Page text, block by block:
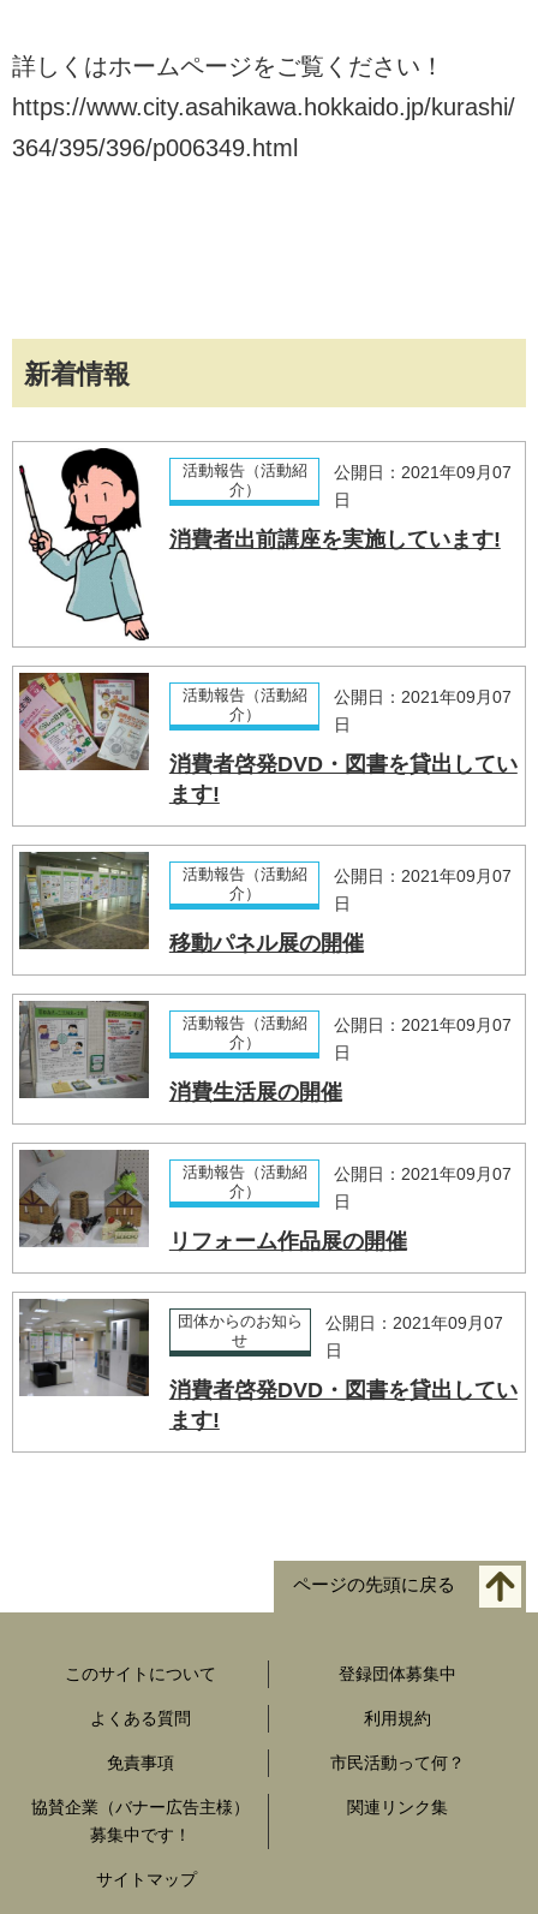
詳しくはホームページをご覧ください！
https://www.city.asahikawa.hokkaido.jp/kurashi/
364/395/396/p006349.html
新着情報
活動報告（活動紹
介）
公開日：2021年09月07
日
消費者出前講座を実施しています!
活動報告（活動紹
介）
公開日：2021年09月07
日
消費者啓発DVD・図書を貸出してい
ます!
活動報告（活動紹
介）
公開日：2021年09月07
日
移動パネル展の開催
活動報告（活動紹
介）
公開日：2021年09月07
日
消費生活展の開催
活動報告（活動紹
介）
公開日：2021年09月07
日
リフォーム作品展の開催
団体からのお知ら
せ
公開日：2021年09月07
日
消費者啓発DVD・図書を貸出してい
ます!
ページの先頭に戻る
このサイトについて 登録団体募集中
よくある質問 利用規約
免責事項 市民活動って何？
協賛企業（バナー広告主様）
募集中です！
関連リンク集
サイトマップ